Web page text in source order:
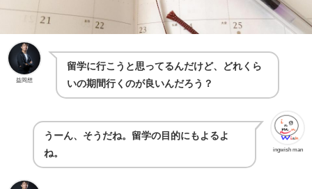
益岡想
留学に行こうと思ってるんだけど、どれくら
いの期間行くのが良いんだろう？
ingwish man
うーん、そうだね。留学の目的にもよるよ
ね。